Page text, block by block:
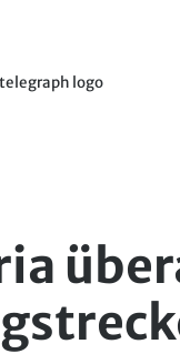
logo